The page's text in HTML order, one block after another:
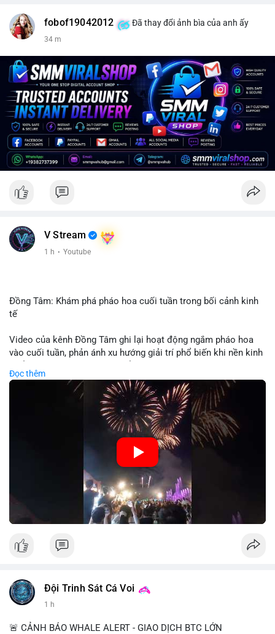
fobof19042012 Đã thay đổi ảnh bìa của anh ấy
34 m
V Stream
1 h · Youtube
Đồng Tâm: Khám phá pháo hoa cuối tuần trong bối cảnh kinh
tế
Video của kênh Đồng Tâm ghi lại hoạt động ngắm pháo hoa
vào cuối tuần, phản ánh xu hướng giải trí phổ biến khi nền kinh
trải nghiệm hơn là đầu tư vào tài sản vật chất. Trong bối cảnh
lãi suất ổn định và thị trường crypto ổn định, hoạt động giải trí
như vậy thường tăng trưởng khi người dân có khả năng chi
tiêu. Tuy nhiên, sự ưu tiên giải trí có thể ảnh hưởng đến tỷ lệ
tiết kiệm hoặc đầu tư vào crypto nếu người tiêu dùng chuyển
🎥 Xem video trực tiếp tại:
Nguồn: Đồng Tâm
Đọc thêm
Đội Trinh Sát Cá Voi
1 h
🚨 CẢNH BÁO WHALE ALERT - GIAO DỊCH BTC LỚN